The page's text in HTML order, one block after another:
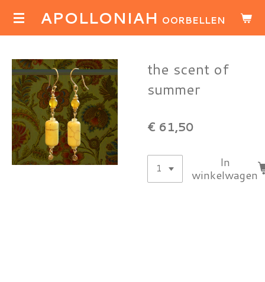
Ga
de
hoofdinhoud
APOLLONIAH OORBELLEN
the scent of
summer
€ 61,50
In
winkelwagen